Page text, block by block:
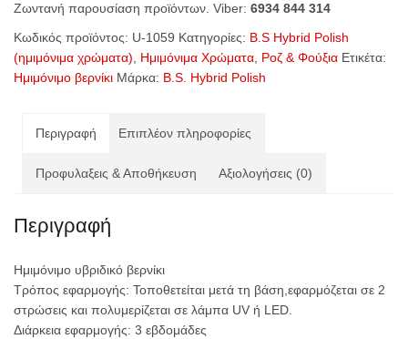
Girl
Ζωντανή παρουσίαση προϊόντων. Viber: 6934 844 314
Κωδικός προϊόντος: U-1059 Κατηγορίες: B.S Hybrid Polish
(ημιμόνιμα χρώματα)
Ημιμόνιμα Χρώματα Ροζ & Φούξια Ετικέτα:
Ημιμόνιμο βερνίκι Μάρκα: B.S. Hybrid Polish
Περιγραφή Επιπλέον πληροφορίες
Προφυλαξεις & Αποθήκευση Αξιολογήσεις (0)
Περιγραφή
Ημιμόνιμο υβριδικό βερνίκι
Τρόπος εφαρμογής: Τοποθετείται μετά τη βάση,εφαρμόζεται σε 2
στρώσεις και πολυμερίζεται σε λάμπα UV ή LED
Διάρκεια εφαρμογής: 3 εβδομάδες